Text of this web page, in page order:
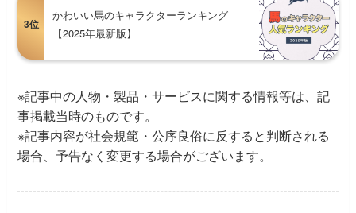
3位
かわいい馬のキャラクターランキング
【2025年最新版】
※記事中の人物・製品・サービスに関する情報等は、記
事掲載当時のものです。
※記事内容が社会規範・公序良俗に反すると判断される
場合、予告なく変更する場合がございます。